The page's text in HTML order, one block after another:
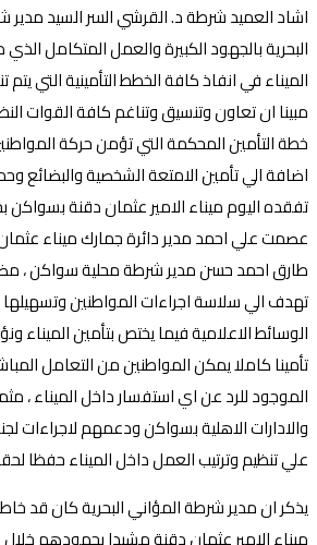
اشاد العميد شرطة د. القرشي السر السيد مدير
البحرية بالجهود الكبيرة والعمل المتكامل
الميناء في انفاذ كافة الخطط التأمينية التي يتم
مبينا ان تعاون وتنسيق وتناغم كافة القوات
خطة التأمين المحكمة التي تؤمن حركة
اضافة الي تأمين الامتعة الشخصية والبضائع
تفقده اليوم ميناء الامير عثمان دقنة
عصمت علي احمد مدير دائرة جمارك ميناء
طارق احمد حسن مدير شرطة محلية سواكن ،
تهدف الي سلاسة اجراءات المواطنين وتسهيلها
الوسائط الاعلامية فيما يختص بتأمين الميناء
تأمينا كاملا يمكن المواطنين من التعامل
الموجود للرد عن اي استفسار داخل الميناء ،
والادارات الاهلية بسواكن ودعمهم لاجراءات
علي تنظيم وترتيب العمل داخل الميناء حفظا
يذكر ان مدير شرطة المؤاني البحرية كان